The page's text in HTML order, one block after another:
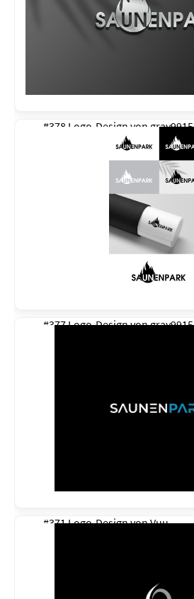
#378 Logo-Design von gray9915
#377 Logo-Design vongray9915
#371 Logo-Design vonVuu